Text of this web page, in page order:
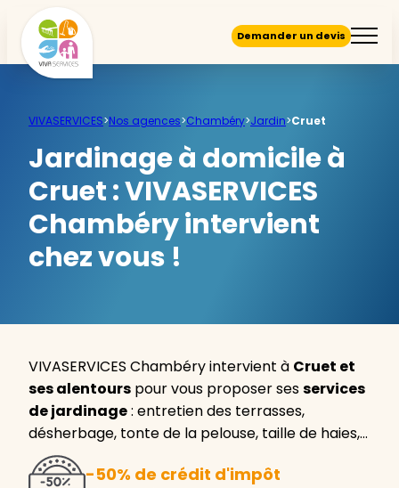
Demander un devis
VIVASERVICES>Nos agences>Chambéry>Jardin>Cruet
Jardinage à domicile à
Cruet :VIVASERVICES
Chambéry intervient
chez vous !
VIVASERVICES Chambéry intervient à Cruet et
ses alentours pour vous proposer sesservices
de jardinage: entretien des terrasses,
désherbage, tonte de la pelouse, taille de haies,…
-50% de crédit d'impôt